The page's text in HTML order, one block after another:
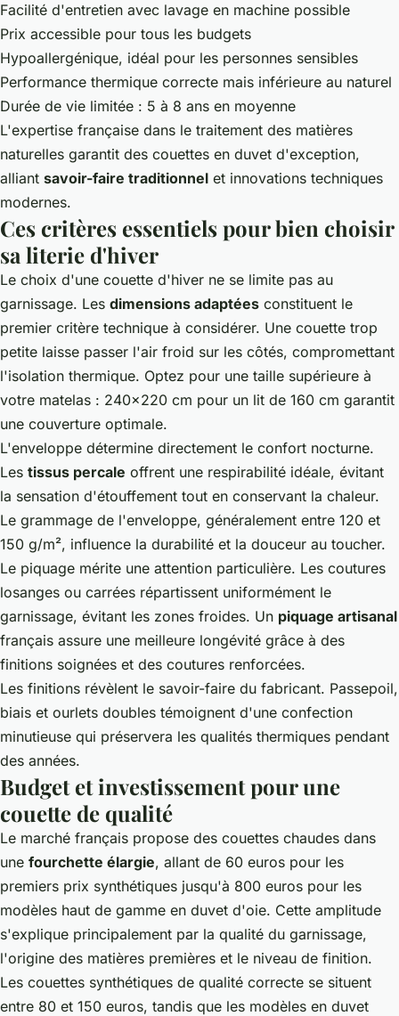
Facilité d'entretien avec lavage en machine possible
Prix accessible pour tous les budgets
Hypoallergénique, idéal pour les personnes sensibles
Performance thermique correcte mais inférieure au naturel
Durée de vie limitée : 5 à 8 ans en moyenne
L'expertise française dans le traitement des matières
naturelles garantit des couettes en duvet d'exception,
alliant savoir-faire traditionnel et innovations techniques
modernes.
Ces critères essentiels pour bien choisir
sa literie d'hiver
Le choix d'une couette d'hiver ne se limite pas au
garnissage. Les dimensions adaptées constituent le
premier critère technique à considérer. Une couette trop
petite laisse passer l'air froid sur les côtés, compromettant
l'isolation thermique. Optez pour une taille supérieure à
votre matelas : 240x220 cm pour un lit de 160 cm garantit
une couverture optimale.
L'enveloppe détermine directement le confort nocturne.
Les tissus percale offrent une respirabilité idéale, évitant
la sensation d'étouffement tout en conservant la chaleur.
Le grammage de l'enveloppe, généralement entre 120 et
150 g/m², influence la durabilité et la douceur au toucher.
Le piquage mérite une attention particulière. Les coutures
losanges ou carrées répartissent uniformément le
garnissage, évitant les zones froides. Un piquage artisanal
français assure une meilleure longévité grâce à des
finitions soignées et des coutures renforcées.
Les finitions révèlent le savoir-faire du fabricant. Passepoil,
biais et ourlets doubles témoignent d'une confection
minutieuse qui préservera les qualités thermiques pendant
des années.
Budget et investissement pour une
couette de qualité
Le marché français propose des couettes chaudes dans
une fourchette élargie, allant de 60 euros pour les
premiers prix synthétiques jusqu'à 800 euros pour les
modèles haut de gamme en duvet d'oie. Cette amplitude
s'explique principalement par la qualité du garnissage,
l'origine des matières premières et le niveau de finition.
Les couettes synthétiques de qualité correcte se situent
entre 80 et 150 euros, tandis que les modèles en duvet